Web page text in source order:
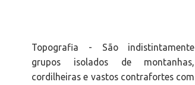
Topografia - São indistintamente
grupos isolados de montanhas,
cordilheiras e vastos contrafortes com